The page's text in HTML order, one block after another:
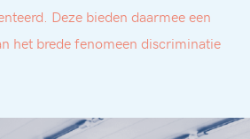
Deze bieden daarmee een
het brede fenomeen discriminatie